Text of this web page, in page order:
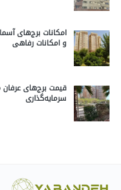
و امکانات رفاهی
سرمایه‌گذاری